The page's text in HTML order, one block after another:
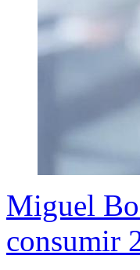
Miguel
consumir